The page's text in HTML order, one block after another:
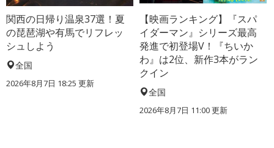
関西の日帰り温泉37選！夏
の琵琶湖や有馬でリフレッ
シュしよう
全国
2026年8月7日 18:25 更新
【映画ランキング】『スパ
イダーマン』シリーズ最高
発進で初登場V！『ちいか
わ』は2位、新作3本がラン
クイン
全国
2026年8月7日 11:00更新